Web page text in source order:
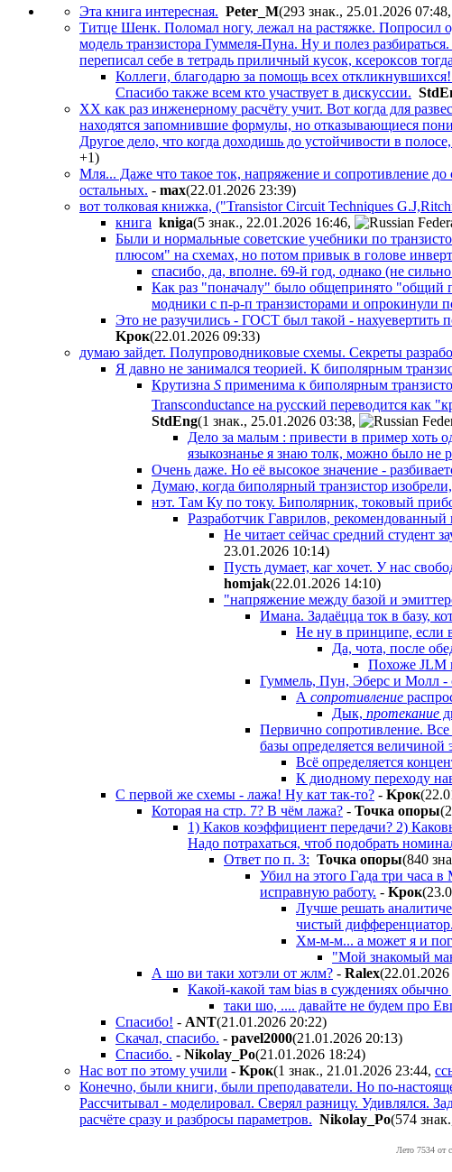
Эта книга интересная. Peter_M(293 знак., 25.01.2026 07:48,
Титце Шенк. Поломал ногу, лежал на растяжке. Попросил
модель транзистора Гуммеля-Пуна. Ну и полез
переписал себе в тетрадь приличный кусок, ксероксов
Коллеги, благодарю за помощь всех
Спасибо также всем кто участвует в дискуссии.
ХХ как раз инженерному расчёту учит. Вот когда для
находятся запомнившие формулы, но отказывающиеся
Другое дело, что когда доходишь до устойчивости в
+1)
Мля... Даже что такое ток, напряжение и сопротивление
остальных. - max(22.01.2026 23:39)
вот толковая книжка, ("Transistor Circuit Techniques
книга kniga(5 знак., 22.01.2026 16:46,
Были и нормальные советские учебники по
плюсом" на схемах, но потом привык в голове
спасибо, да, вполне. 69-й год, однако (не
Как раз "поначалу" было общепринято "общий
модники с п-р-п транзисторами и опрокинули
Это не разучились - ГОСТ был такой -
Kpoк(22.01.2026 09:33)
думаю зайдет. Полупроводниковые схемы. Секреты
Я давно не занимался теорией. К биполярным
Крутизна S применима к биполярным
Transconductance на русский переводится как
StdEng(1 знак., 25.01.2026 03:38,
Дело за малым : привести в пример хоть
языкознанье я знаю толк, можно было не
Очень даже. Но её высокое значение -
Думаю, когда биполярный транзистор
нэт. Там Ку по току. Биполярник, токовый
Разработчик Гаврилов,
Не читает сейчас средний студент
23.01.2026 10:14)
Пусть думает, каг хочет. У нас
homjak(22.01.2026 14:10)
"напряжение между базой и
Имана. Задаёцца ток в базу,
Не ну в принципе, если
Да, чота, после
Похоже JLM
Гуммель, Пун, Эберс и Молл -
А сопротивление
Дык, протекание
Первично сопротивление.
базы определяется
Всё определяется
К диодному переходу
С первой же схемы - лажа! Ну кат так-то? - Kpoк
Которая на стр. 7? В чём лажа? - Toчкa oпopы
1) Каков коэффициент передачи? 2)
Надо потрахаться, чтоб подобрать
Ответ по п. 3: Toчкa oпopы(840
Убил на этого Гада три часа
исправную работу. - Kpoк
Лучше решать
чистый
Хм-м-м... а может я и
"Мой знакомый
А шо ви таки хотэли от жлм? - Ralex
Какой-какой там bias в суждениях обычно
таки шо, .... давайте не будем про
Спасибо! - ANT(21.01.2026 20:22)
Скачал, спасибо. - pavel2000(21.01.2026 20:13)
Спасибо. - Nikolay_Po(21.01.2026 18:24)
Нас вот по этому учили - Kpoк(1 знак., 21.01.2026 23:44,
Конечно, были книги, были преподаватели. Но по-
Рассчитывал - моделировал. Сверял разницу. Удивлялся.
расчёте сразу и разбросы параметров. Nikolay_Po(574
Лето 7534 от